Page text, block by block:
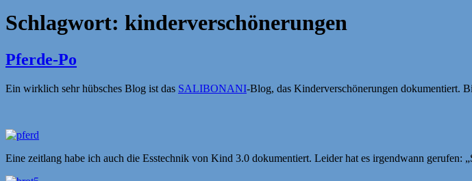
Schlagwort: kinderverschönerungen
Pferde-Po
Ein wirklich sehr hübsches Blog ist das SALIBONANI-Blog, das Kinderverschönerungen dokumentiert.
Eine zeitlang habe ich auch die Esstechnik von Kind 3.0 dokumentiert. Leider hat es irgendwann gerufen: